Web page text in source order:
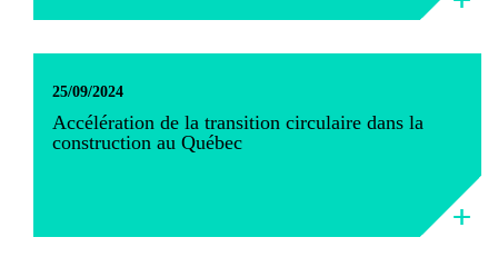
25/09/2024
Accélération de la transition circulaire dans la
construction au Québec